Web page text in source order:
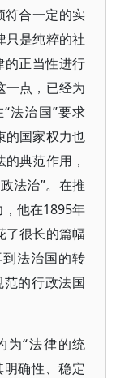
符合一定的实
只是纯粹的社
的正当性进行
一点，已经为
法治国”要求
的国家权力也
典范作用，
法治”。在推
他在1895年
了很长的篇幅
法治国的转
的行政法国
为“法律的统
确性、稳定